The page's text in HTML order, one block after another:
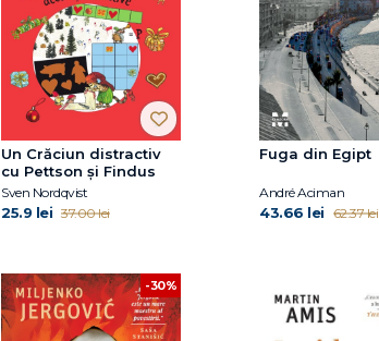
Un Crăciun distractiv
cu Pettson și Findus
Sven Nordqvist
25.9 lei 37.00 lei
Fuga din Egipt
André Aciman
43.66 lei 62.37 lei
-30%